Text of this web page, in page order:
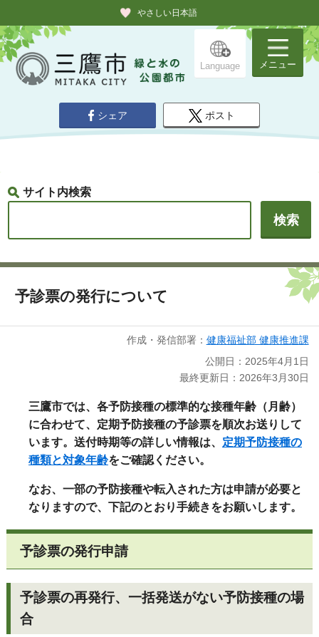
やさしい日本語
Language メニュー
シェア ポスト
サイト内検索
予診票の発行について
作成・発信部署： 健康福祉部 健康推進課
公開日：2025年4月1日
最終更新日：2026年3月30日
三鷹市では、各予防接種の標準的な接種年齢（月齢）
に合わせて、定期予防接種の予診票を順次お送りして
います。 送付時期等の詳しい情報は、 定期予防接種の
種類と対象年齢をご確認ください。
なお、一部の予防接種や転入された方は申請が必要と
なりますので、下記のとおり手続きをお願いします。
予診票の発行申請
予診票の再発行、一括発送がない予防接種の場
合